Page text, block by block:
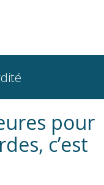
pour
c’est